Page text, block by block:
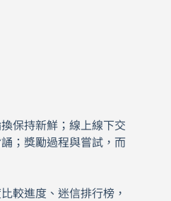
保持新鮮；線上線下交
；獎勵過程與嘗試，而
較進度、迷信排行榜，